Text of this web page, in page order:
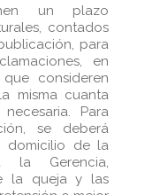
un plazo
contados
para
en
consideren
misma cuanta
Para
se deberá
domicilio de la
la Gerencia,
la queja y las